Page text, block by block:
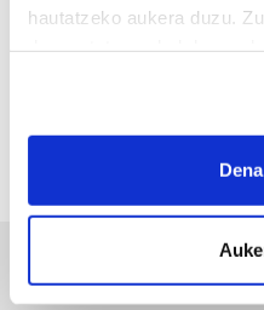
hautatzeko aukera duzu.
If you allow, we would also
Collect information
meters
Identify your
specific
MEMORIA HISTORIKOA
«Gai tabua izan da
ERREPORTAJEAK